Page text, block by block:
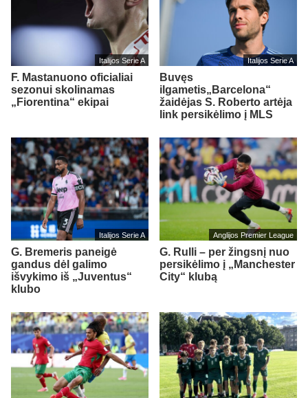
Italijos Serie A
F. Mastanuono oficialiai
sezonui skolinamas
„Fiorentina“ ekipai
Italijos Serie A
Buvęs
ilgametis„Barcelona“
žaidėjas S. Roberto artėja
link persikėlimo į MLS
Italijos Serie A
G. Bremeris paneigė
gandus dėl galimo
išvykimo iš „Juventus“
klubo
Anglijos Premier League
G. Rulli – per žingsnį nuo
persikėlimo į „Manchester
City“ klubą